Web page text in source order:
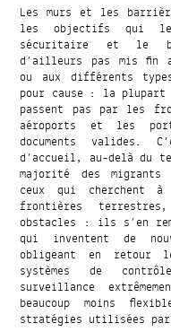
Les murs et les
les objectifs qui
sécuritaire et le
d’ailleurs pas mis fin
ou aux différents
pour cause : la plupart
passent pas par les
aéroports et les
documents valides.
d’accueil, au-delà du
majorité des migrants
ceux qui cherchent à
frontières
obstacles : ils s’en
qui inventent de
obligeant en retour
systèmes de
surveillance
beaucoup moins
stratégies utilisées